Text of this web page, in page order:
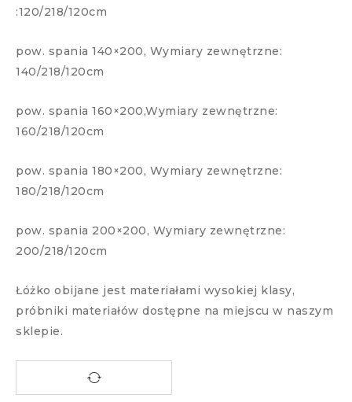
:120/218/120cm
pow. spania 140×200, Wymiary zewnętrzne:
140/218/120cm
pow. spania 160×200,Wymiary zewnętrzne:
160/218/120cm
pow. spania 180×200, Wymiary zewnętrzne:
180/218/120cm
pow. spania 200×200, Wymiary zewnętrzne:
200/218/120cm
Łóżko obijane jest materiałami wysokiej klasy,
próbniki materiałów dostępne na miejscu w naszym
sklepie.